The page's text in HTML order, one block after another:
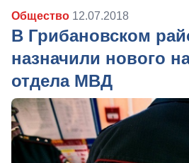
Общество 12.07.2018
В Грибановском
назначили нового
отдела МВД